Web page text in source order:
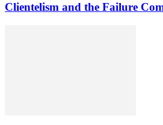
Clientelism and the Failure